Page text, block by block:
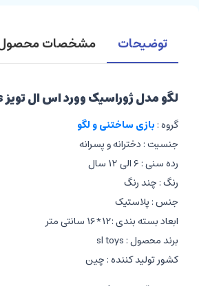
توضیحات مشخصات
لگو مدل ژوراسیک وورد اس ال تویز sl toys
گروه : بازی ساختنی و لگو
جنسیت : دخترانه و پسرانه
رده سنی : 6 الی 12 سال
رنگ : چند رنگ
جنس : پلاستیک
ابعاد بسته بندی :12*16 سانتی متر
برند محصول : sl toys
کشور تولید کننده : چین